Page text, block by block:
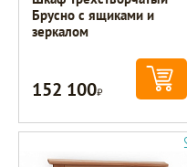
Брусно с ящиками и
зеркалом
152 100Р